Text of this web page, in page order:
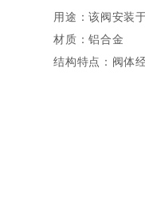
用途：该阀安装
材质：铝合金
结构特点：阀体